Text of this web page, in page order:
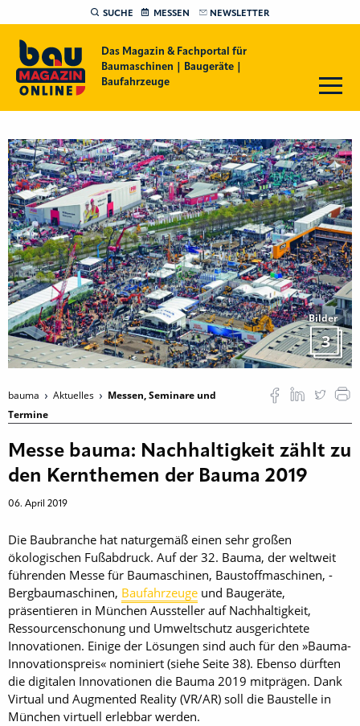
SUCHE MESSEN NEWSLETTER
Das Magazin & Fachportal für
Baumaschinen | Baugeräte |
Baufahrzeuge
Bilder
3
bauma Aktuelles
Messen, Seminare und
Termine
Messe bauma: Nachhaltigkeit zählt zu
den Kernthemen der Bauma 2019
06. April 2019
Die Baubranche hat naturgemäß einen sehr großen
ökologischen Fußabdruck. Auf der 32. Bauma, der weltweit
führenden Messe für Baumaschinen, Baustoffmaschinen, ­
Bergbaumaschinen, Baufahrzeuge und Baugeräte,
präsentieren in München Aussteller auf Nachhaltigkeit,
Ressourcenschonung und Umweltschutz ausgerichtete
Innovationen. Einige der Lösungen sind auch für den »Bauma-
Innovationspreis« nominiert (siehe Seite 38). Ebenso dürften
die digitalen Innovationen die Bauma 2019 mitprägen. Dank
Virtual und Augmented Reality (VR/AR) soll die Baustelle in
München virtuell erlebbar werden.